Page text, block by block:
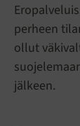
perheen
ollut
jälkeen.